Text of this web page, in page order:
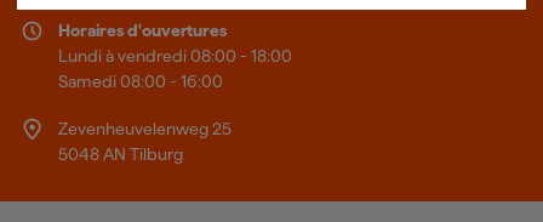
Horaires d'ouvertures
Lundi à vendredi 08:00 - 18:00
Samedi 08:00 - 16:00
Zevenheuvelenweg 25
5048 AN Tilburg